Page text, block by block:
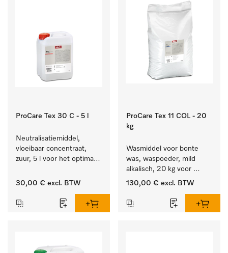
ProCare Tex 30 C - 5 l
Neutralisatiemiddel,
vloeibaar concentraat,
zuur, 5 l voor het optimaal
textiel door betrouwbare
30,00 € excl. BTW
ProCare Tex 11 COL - 20
kg
Wasmiddel voor bonte
was, waspoeder, mild
alkalisch, 20 kg voor
behoud van kleur en
was.
130,00 € excl. BTW